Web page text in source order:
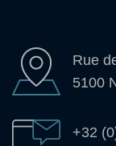
Rue
5100
+32